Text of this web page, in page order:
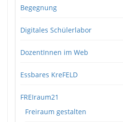
Begegnung
Digitales Schülerlabor
DozentInnen im Web
Essbares KreFELD
FREIraum21
Freiraum gestalten